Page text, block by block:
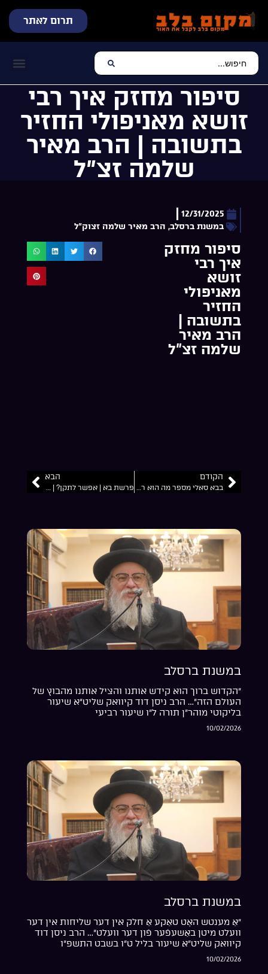
תרום לאתר
סיפור מחזק איך רבי
זושא מאניפולי החזיר
בתשובה | הרב מאיר
שלמה זצ”ל
12/31/2025
במשנת ברסלב, הרב מאיר שלמה זצוק"ל
סיפור מחזק
איך רבי
זושא
מאניפולי
החזיר
בתשובה |
הרב מאיר
שלמה זצ”ל
הקודם
בבא סאלי מספר מה הוא רואה בשמיים | בברית לתינוק שנולד אחרי שנים איך הוא פעל ישועה | הרב מאיר שלמה זצ”ל
הבא
פרשת בא | אפשר לתקן? | סיפור לכבוד הילולת רבי זושא מאניפולי | ישועה אצל בבא סאלי | הרב מאיר שלמה זצ”ל
במשנת ברסלב
“הקדוש ברוך הוא קידש אותנו והציל אותנו מהבוץ של
העולם הזה”… הרב ניסן דוד קיוואק שליט”א שיעור
בליקוטי מוהר”ן תורה ל”ו שיעור רביעי
10/02/2026
במשנת ברסלב
“אַ מענטש האָט טאַקע אַ חלק אין דער שליחות אין דער
וועלט מיטן באַשעפֿער פֿון דער וועלט”… הרב ניסן דוד
קיוואק שליט”א שיעור בליל ט”ו בשבט התשפ”ו
10/02/2026